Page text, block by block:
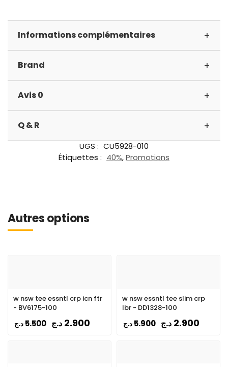
Informations complémentaires +
Brand +
Avis 0 +
Q & R +
UGS : CU5928-010
Étiquettes : 40%,Promotions
Autres options
w nsw tee essntl crp icn ftr
- BV6175-100
5.500د.ج 2.900 د.ج
w nsw essntl tee slim crp
lbr - DD1328-100
5.900د.ج 2.900 د.ج